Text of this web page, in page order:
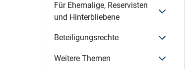
Für Ehemalige, Reservisten
und Hinterbliebene
Beteiligungsrechte
Weitere Themen